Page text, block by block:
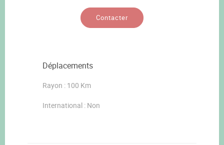
Contacter
Déplacements
Rayon : 100 Km
International : Non